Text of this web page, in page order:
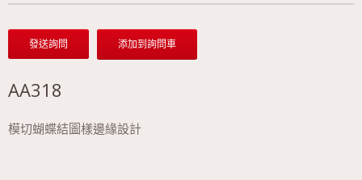
發送詢問 添加到詢問車
AA318
模切蝴蝶結圖樣邊緣設計